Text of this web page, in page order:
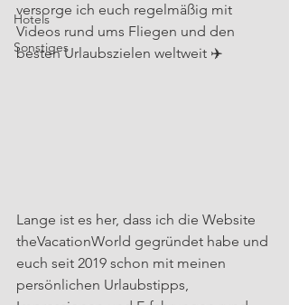
Hotels
Sonstiges
versorge ich euch regelmäßig mit
Videos rund ums Fliegen und den
besten Urlaubszielen weltweit ✈️
Lange ist es her, dass ich die Website
theVacationWorld gegründet habe und
euch seit 2019 schon mit meinen
persönlichen Urlaubstipps,